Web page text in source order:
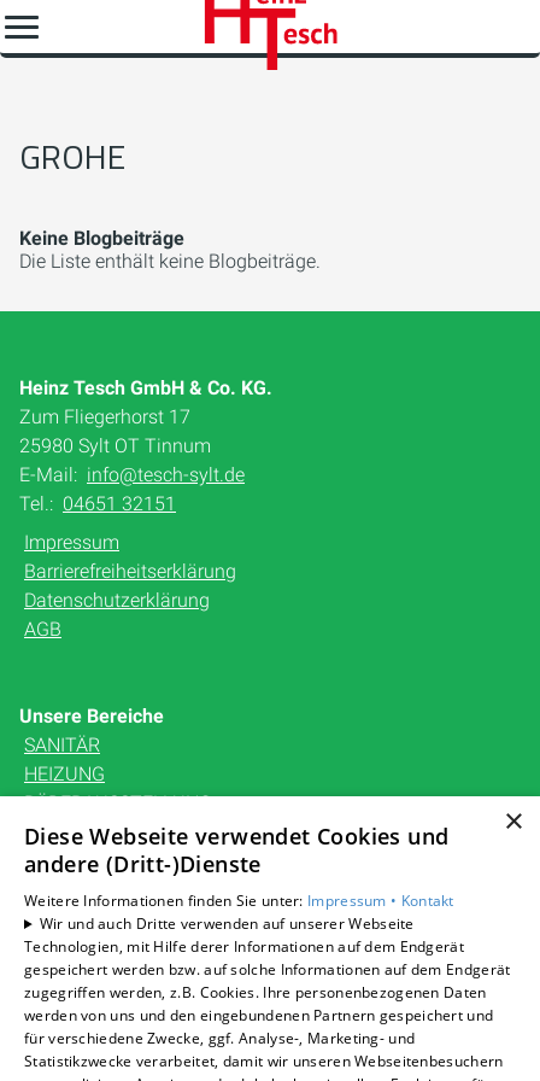
GROHE
Keine Blogbeiträge
Die Liste enthält keine Blogbeiträge.
Heinz Tesch GmbH & Co. KG.
Zum Fliegerhorst 17
25980 Sylt OT Tinnum
E-Mail: info@tesch-sylt.de
Tel.: 04651 32151
Impressum
Barrierefreiheitserklärung
Datenschutzerklärung
AGB
Unsere Bereiche
SANITÄR
HEIZUNG
BÄDERAUSSTELLUNG
KARRIERE
UNTERNEHMEN
KONTAKT
Um externe HTML-Inhalte anzuzeigen, benötigen wir
Ihre Einwilligung.
Weitere Informationen finden Sie in unserer
×
Diese Webseite verwendet Cookies und
andere (Dritt-)Dienste
Weitere Informationen finden Sie unter: Impressum • Kontakt
Wir und auch Dritte verwenden auf unserer Webseite
Technologien, mit Hilfe derer Informationen auf dem Endgerät
gespeichert werden bzw. auf solche Informationen auf dem Endgerät
zugegriffen werden, z.B. Cookies. Ihre personenbezogenen Daten
werden von uns und den eingebundenen Partnern gespeichert und
für verschiedene Zwecke, ggf. Analyse-, Marketing- und
Statistikzwecke verarbeitet, damit wir unseren Webseitenbesuchern